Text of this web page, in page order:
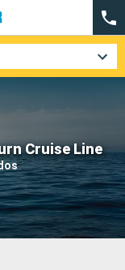
Cruise Line